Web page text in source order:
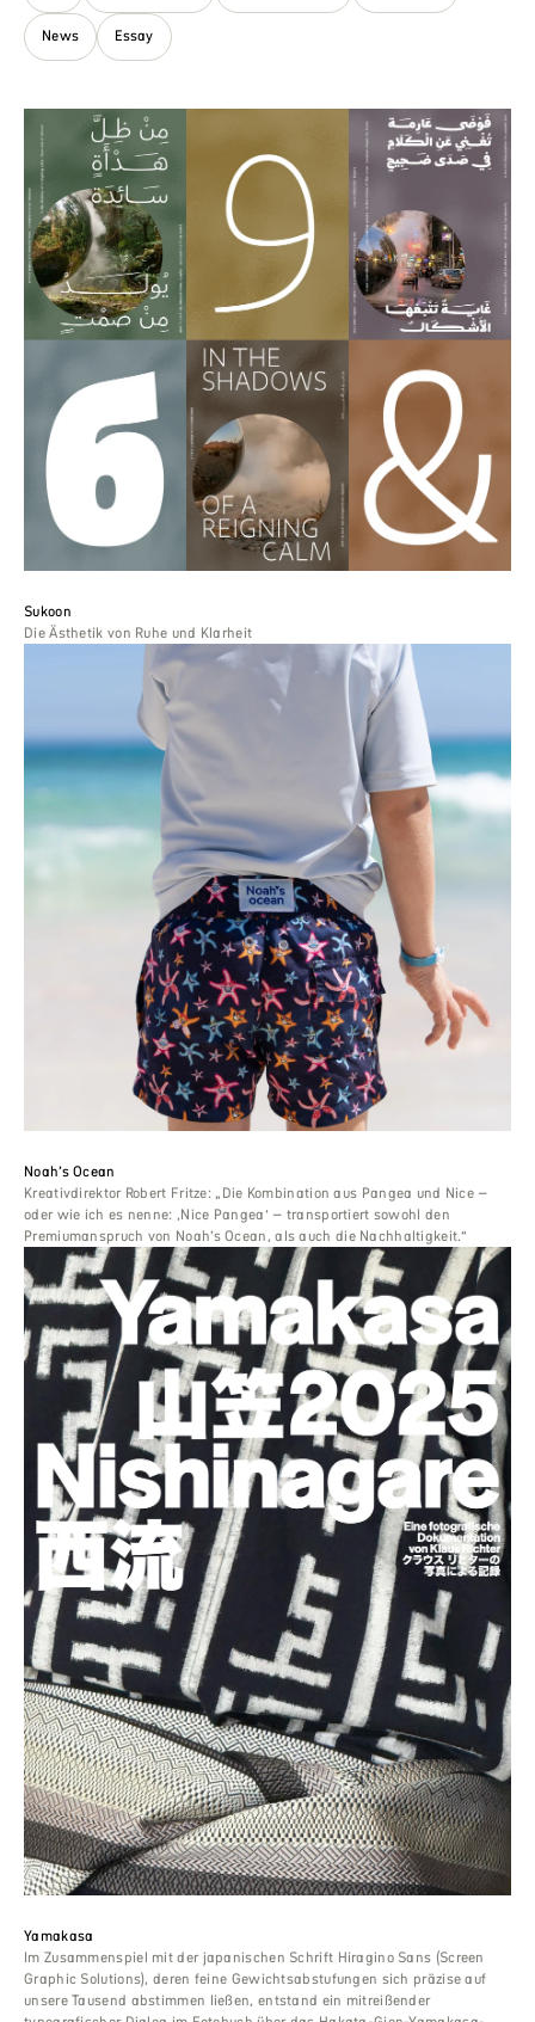
News Essay
Sukoon
Die Ästhetik von Ruhe und Klarheit
Noah’s Ocean
Kreativdirektor Robert Fritze: „Die Kombination aus Pangea und Nice –
oder wie ich es nenne: ‚Nice Pangea‘ – transportiert sowohl den
Premiumanspruch von Noah’s Ocean, als auch die Nachhaltigkeit.“
Yamakasa
Im Zusammenspiel mit der japanischen Schrift Hiragino Sans (Screen
Graphic Solutions), deren feine Gewichtsabstufungen sich präzise auf
unsere Tausend abstimmen ließen, entstand ein mitreißender